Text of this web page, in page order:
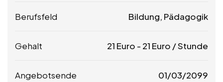
Berufsfeld Bildung, Pädagogik
Gehalt 21 Euro - 21 Euro / Stunde
Angebotsende 01/03/2099